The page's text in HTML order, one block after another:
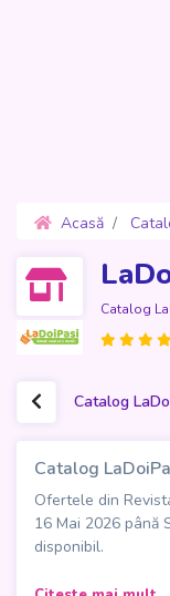
Acasă
Catalog
Catalog
Catalog
Ofertele din
16 Mai 2026 până
disponibil.
Catalogul